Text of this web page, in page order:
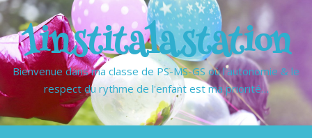
1institalastation
Bienvenue dans ma classe de PS-MS-GS où l'autonomie & le
respect du rythme de l'enfant est ma priorité…